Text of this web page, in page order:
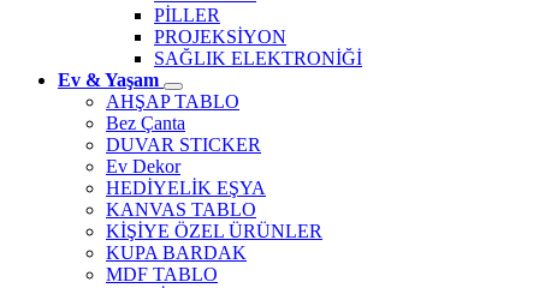
PİLLER
PROJEKSİYON
SAĞLIK ELEKTRONİĞİ
Ev & Yaşam
AHŞAP TABLO
Bez Çanta
DUVAR STICKER
Ev Dekor
HEDİYELİK EŞYA
KANVAS TABLO
KİŞİYE ÖZEL ÜRÜNLER
KUPA BARDAK
MDF TABLO